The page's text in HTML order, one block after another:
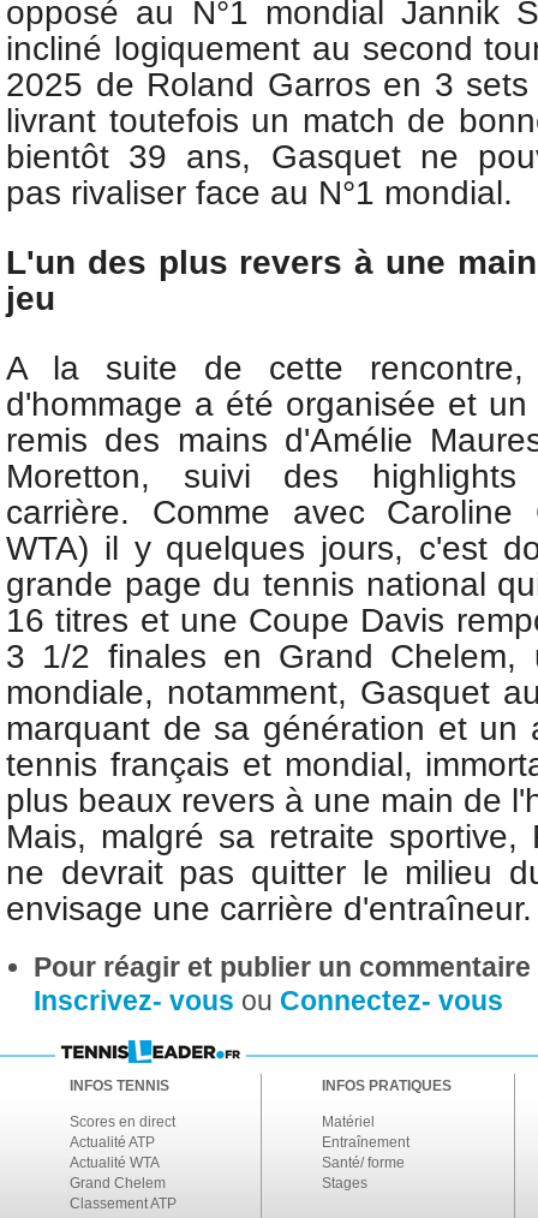
opposé au N°1 mondial Jannik
incliné logiquement au second
2025 de Roland Garros en 3
livrant toutefois un match de
bientôt 39 ans, Gasquet ne
pas rivaliser face au N°1 mondial.
L'un des plus revers à une
jeu
A la suite de cette rencontre,
d'hommage a été organisée et
remis des mains d'Amélie
Moretton, suivi des
carrière. Comme avec Caroline
WTA) il y quelques jours, c'est
grande page du tennis national
16 titres et une Coupe Davis
3 1/2 finales en Grand Chelem,
mondiale, notamment, Gasquet
marquant de sa génération et un
tennis français et mondial,
plus beaux revers à une main de
Mais, malgré sa retraite sportive,
ne devrait pas quitter le milieu
envisage une carrière d'entraîneur.
Pour réagir et publier un
Inscrivez- vous ou Connectez- vous
INFOS TENNIS
Scores en direct
Actualité ATP
Actualité WTA
Grand Chelem
Classement ATP
INFOS PRATIQUES
Matériel
Entraînement
Santé/ forme
Stages